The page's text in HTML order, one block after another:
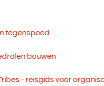
tegenspoed
bouwen
- reisgids voor